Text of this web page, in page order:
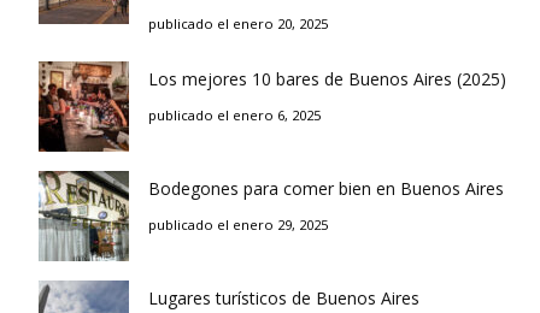
publicado el enero 20, 2025
Los mejores 10 bares de Buenos Aires (2025)
publicado el enero 6, 2025
Bodegones para comer bien en Buenos Aires
publicado el enero 29, 2025
Lugares turísticos de Buenos Aires